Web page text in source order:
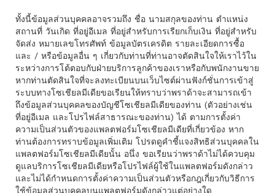
ทั้งนี้ข้อมูลส่วนบุคคลอาจรวมถึง ชื่อ นามสกุลของท่าน ตําแหน่ง
สถานที่ วันเกิด ที่อยู่อีเมล ที่อยู่สําหรับการเรียกเก็บเงิน ที่อยู่สำหรับ
จัดส่ง หมายเลขโทรศัพท์ ข้อมูลบัตรเครดิต รายละเอียดการซื้อ
และ / หรือข้อมูลอื่น ๆ เกี่ยวกับท่านที่ท่านอาจตัดสินใจให้เราไว้ใน
ระหว่างการโต้ตอบกับฝ่ายบริการลูกค้าของเราหรือกับพนักงานขาย
หากท่านตัดสินใจที่จะลงทะเบียนบนเว็บไซต์ผ่านฟังก์ชั่นการเข้าสู่
ระบบทางโซเชียลมีเดียขอเรียนให้ทราบว่าพราด้าจะสามารถเข้า
ถึงข้อมูลส่วนบุคคลของบัญชีโซเชียลมีเดียของท่าน (ตัวอย่างเช่น
ที่อยู่อีเมล และโปรไฟล์สาธารณะของท่าน) ได้ ตามการตั้งค่า
ความเป็นส่วนตัวของแพลตฟอร์มโซเชียลมีเดียที่เกี่ยวข้อง หาก
ท่านต้องการทราบข้อมูลเพิ่มเติม โปรดดูคําชี้แจงสิทธิส่วนบุคคลใน
แพลตฟอร์มโซเชียลมีเดียนั้น อนึ่ง ขอเรียนว่าพราด้าไม่ได้ควบคุม
ดูแลบริการโซเชียลมีเดียหรือโปรไฟล์ผู้ใช้ในแพลตฟอร์มดังกล่าว
และไม่ได้กําหนดการตั้งค่าความเป็นส่วนตัวหรือกฎเกี่ยวกับวิธีการ
ใช้ข้อมูลส่วนบุคคลบนแพลตฟอร์มดังกล่าวแต่อย่างใด